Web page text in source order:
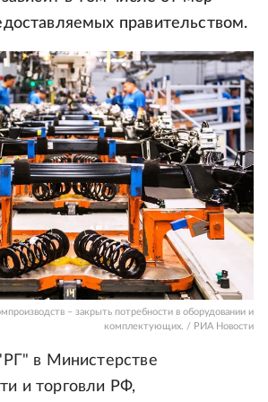
правительством.
– закрыть потребности в оборудовании и
комплектующих. / РИА Новости
в Министерстве
и торговли РФ,